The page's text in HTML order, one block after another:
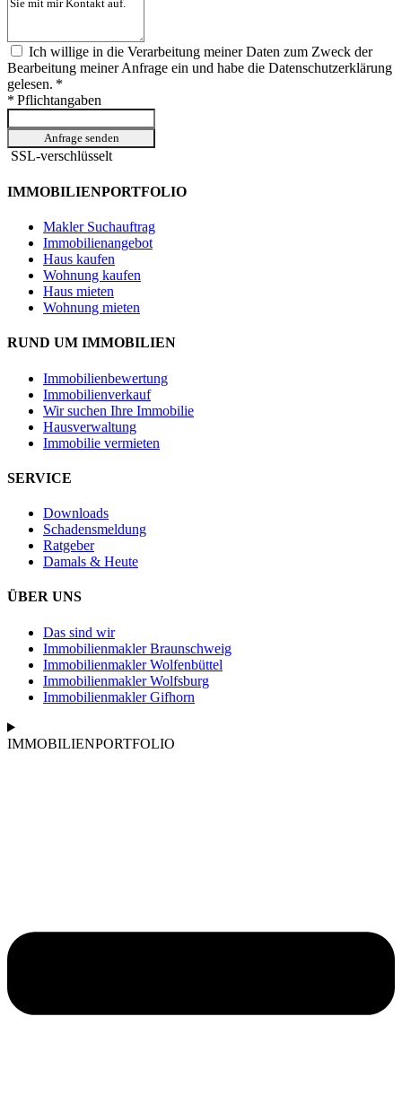
Ich willige in die Verarbeitung meiner Daten zum Zweck der
Bearbeitung meiner Anfrage ein und habe die Datenschutzerklärung
gelesen. *
* Pflichtangaben
Anfrage senden
SSL-verschlüsselt
IMMOBILIENPORTFOLIO
Makler Suchauftrag
Immobilienangebot
Haus kaufen
Wohnung kaufen
Haus mieten
Wohnung mieten
RUND UM IMMOBILIEN
Immobilienbewertung
Immobilienverkauf
Wir suchen Ihre Immobilie
Hausverwaltung
Immobilie vermieten
SERVICE
Downloads
Schadensmeldung
Ratgeber
Damals & Heute
ÜBER UNS
Das sind wir
Immobilienmakler Braunschweig
Immobilienmakler Wolfenbüttel
Immobilienmakler Wolfsburg
Immobilienmakler Gifhorn
IMMOBILIENPORTFOLIO